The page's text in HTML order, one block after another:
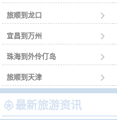
旅顺到龙口 
宜昌到万州 
珠海到外伶仃岛 
旅顺到天津 
最新旅游资讯